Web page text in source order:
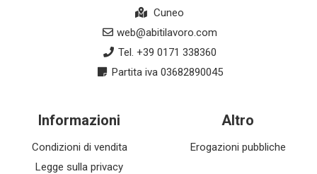
Cuneo
web@abitilavoro.com
Tel. +39 0171 338360
Partita iva 03682890045
Informazioni
Condizioni di vendita
Legge sulla privacy
Altro
Erogazioni pubbliche